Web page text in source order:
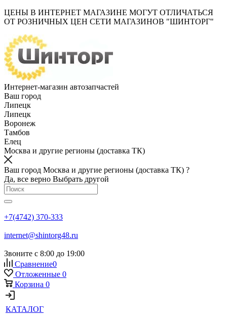
ЦЕНЫ В ИНТЕРНЕТ МАГАЗИНЕ МОГУТ ОТЛИЧАТЬСЯ
ОТ РОЗНИЧНЫХ ЦЕН СЕТИ МАГАЗИНОВ "ШИНТОРГ"
Интернет-магазин автозапчастей
Ваш город
Липецк
Липецк
Воронеж
Тамбов
Елец
Москва и другие регионы (доставка ТК)
Ваш город Москва и другие регионы (доставка ТК) ?
Да, все верно Выбрать другой
+7(4742) 370-333
internet@shintorg48.ru
Звоните с 8:00 до 19:00
Сравнение0
Отложенные 0
Корзина 0
КАТАЛОГ